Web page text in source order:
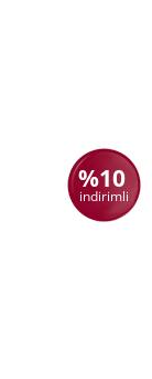
%10
indirimli